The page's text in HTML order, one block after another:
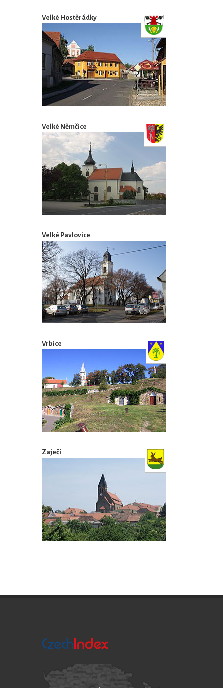
Velké Hostěrádky
Velké Němčice
Velké Pavlovice
Vrbice
Zaječí